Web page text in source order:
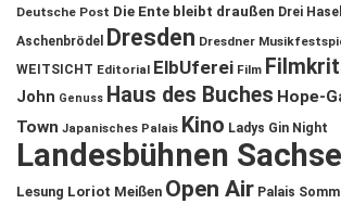
Deutsche Post Die Ente bleibt draußen Drei
Aschenbrödel
Dresden Dresdner
WEITSICHT Editorial ElbUferei Film
John Genuss Haus des Buches Hope-
Town Japanisches Palais Kino Ladys Gin Night
Landesbühnen
Lesung Loriot Meißen Open Air Palais